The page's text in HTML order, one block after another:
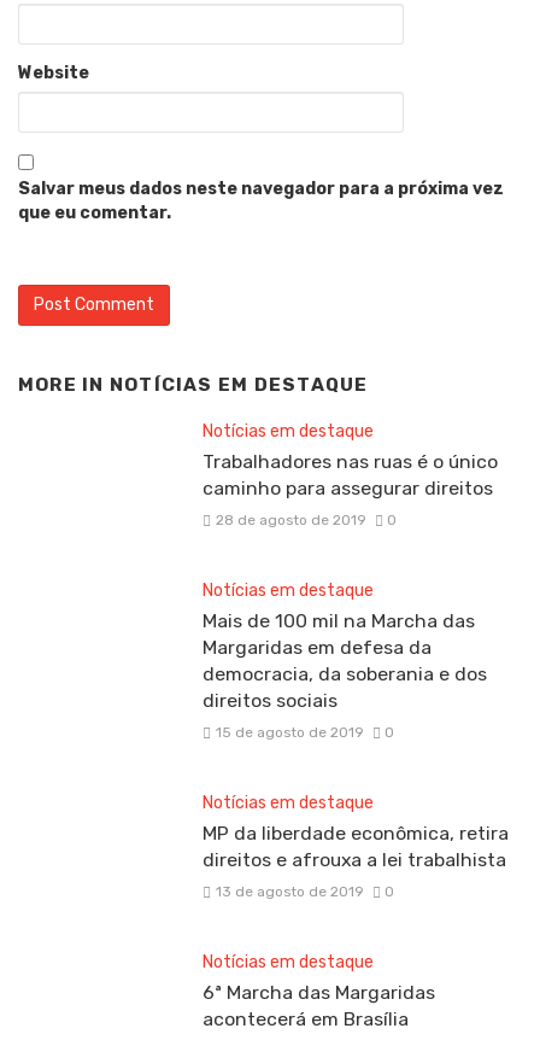
Website
Salvar meus dados neste navegador para a próxima vez
que eu comentar.
MORE IN NOTÍCIAS EM DESTAQUE
Notícias em destaque
Trabalhadores nas ruas é o único
caminho para assegurar direitos
28 de agosto de 2019 0
Notícias em destaque
Mais de 100 mil na Marcha das
Margaridas em defesa da
democracia, da soberania e dos
direitos sociais
15 de agosto de 2019 0
Notícias em destaque
MP da liberdade econômica, retira
direitos e afrouxa a lei trabalhista
13 de agosto de 2019 0
Notícias em destaque
6ª Marcha das Margaridas
acontecerá em Brasília